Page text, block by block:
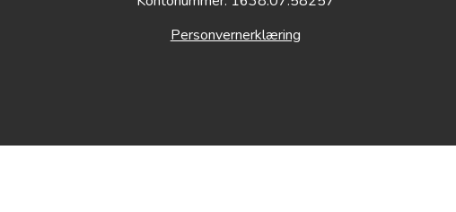
Personvernerklæring